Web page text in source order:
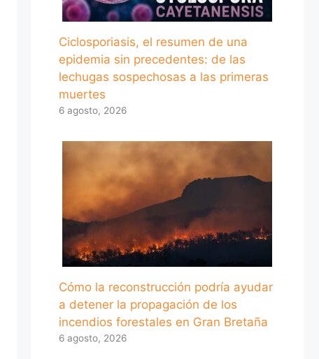
Ciclosporiasis, el resumen de una
epidemia sin precedentes: de las
lechugas sospechosas a las primeras
muertes
6 agosto, 2026
Cómo la reconstrucción podría ayudar
a detener la propagación de los
incendios forestales en Gran Bretaña
6 agosto, 2026